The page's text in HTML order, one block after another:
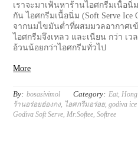
เราจะมาเฟ้นหาร้านไอศกรีมเนื้อนิ่
กัน ไอศกรีมเนื้อนิ่ม (Soft Serve Ice
จากนมไขมันต่ำที่ผสมมวลอากาศเ
ไอศกรีมจึงเหลว และเนียน กว่า เ
อ้วนน้อยกว่าไอศกรีมทั่วไป
More
By: bosasivimol Category: Eat,
ร้านอร่อยฮ่องกง, ไอศกรีมอร่อย,godiva
Godiva Soft Serve,Mr.Softee,Softree